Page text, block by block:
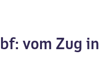
vom Zug in